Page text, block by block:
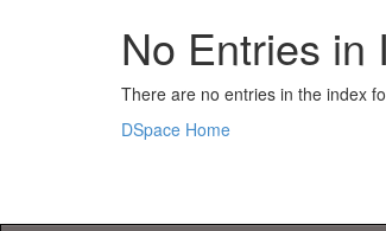
No Entries in
There are no entries in the index
DSpace Home